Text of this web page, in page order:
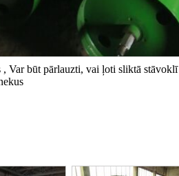
, Var būt pārlauzti, vai ļoti sliktā stāvoklī